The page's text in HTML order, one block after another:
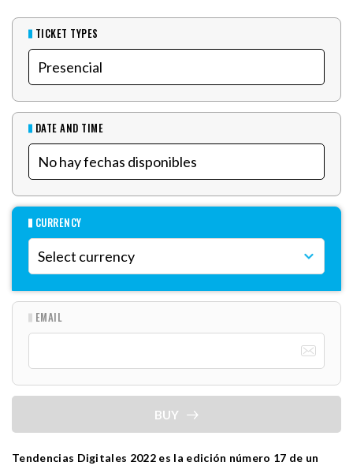
TICKET TYPES
DATE AND TIME
CURRENCY
EMAIL
BUY
Tendencias Digitales 2022 es la edición número 17 de un